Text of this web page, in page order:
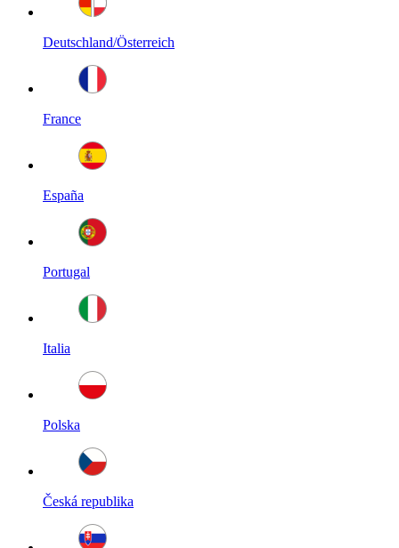
Deutschland/Österreich
France
España
Portugal
Italia
Polska
Česká republika